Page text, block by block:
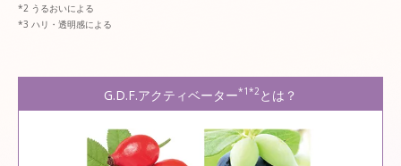
うるおいによる
ハリ・透明感による
G.D.F.アクティベーター*1*2 とは？